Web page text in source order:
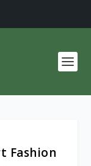
Fashion